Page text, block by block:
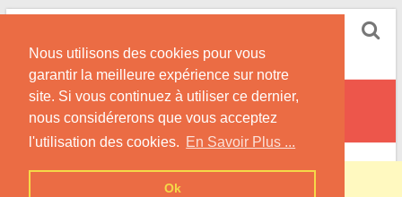
Nous utilisons des cookies pour vous
garantir la meilleure expérience sur notre
site. Si vous continuez à utiliser ce dernier,
nous considérerons que vous acceptez
l'utilisation des cookies. En Savoir Plus ...
Ok
Skip
content
Informations sur les Pompes à Chaleur
Pettoncourt